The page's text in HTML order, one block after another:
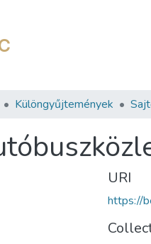
Különgyűjtemények
URI
https://